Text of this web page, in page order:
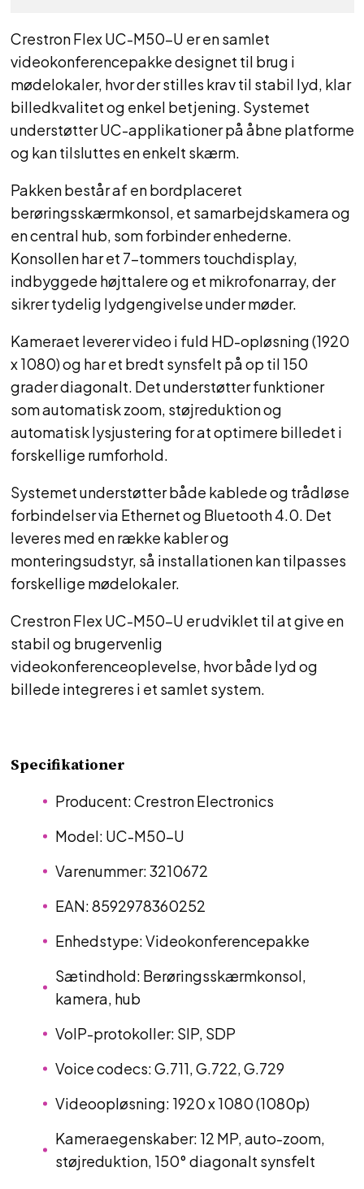
Crestron Flex UC-M50-U er en samlet
videokonferencepakke designet til brug i
mødelokaler, hvor der stilles krav til stabil lyd, klar
billedkvalitet og enkel betjening. Systemet
understøtter UC-applikationer på åbne platforme
og kan tilsluttes en enkelt skærm.
Pakken består af en bordplaceret
berøringsskærmkonsol, et samarbejdskamera og
en central hub, som forbinder enhederne.
Konsollen har et 7-tommers touchdisplay,
indbyggede højttalere og et mikrofonarray, der
sikrer tydelig lydgengivelse under møder.
Kameraet leverer video i fuld HD-opløsning (1920
x 1080) og har et bredt synsfelt på op til 150
grader diagonalt. Det understøtter funktioner
som automatisk zoom, støjreduktion og
automatisk lysjustering for at optimere billedet i
forskellige rumforhold.
Systemet understøtter både kablede og trådløse
forbindelser via Ethernet og Bluetooth 4.0. Det
leveres med en række kabler og
monteringsudstyr, så installationen kan tilpasses
forskellige mødelokaler.
Crestron Flex UC-M50-U er udviklet til at give en
stabil og brugervenlig
videokonferenceoplevelse, hvor både lyd og
billede integreres i et samlet system.
Specifikationer
Producent: Crestron Electronics
Model: UC-M50-U
Varenummer: 3210672
EAN: 8592978360252
Enhedstype: Videokonferencepakke
Sætindhold: Berøringsskærmkonsol,
kamera, hub
VoIP-protokoller: SIP, SDP
Voice codecs: G.711, G.722, G.729
Videoopløsning: 1920 x 1080 (1080p)
Kameraegenskaber: 12 MP, auto-zoom,
støjreduktion, 150° diagonalt synsfelt